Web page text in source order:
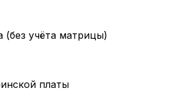
(без учёта матрицы)
платы